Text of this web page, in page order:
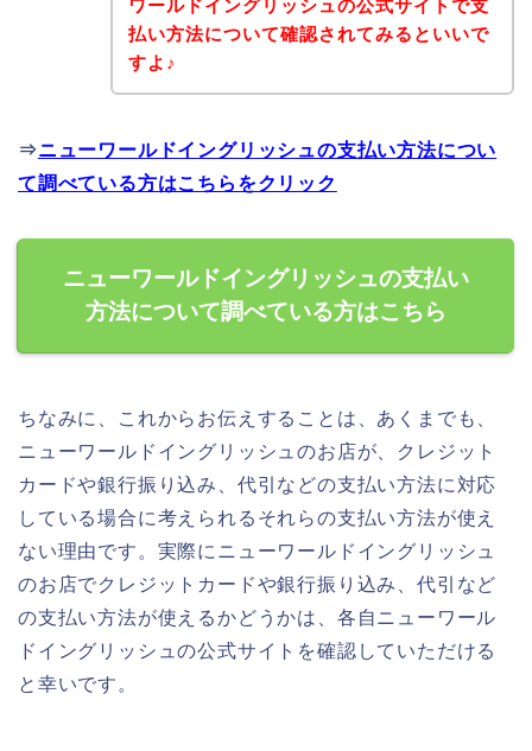
ワールドイングリッシュの公式サイトで支
払い方法について確認されてみるといいで
すよ♪
⇒ニューワールドイングリッシュの支払い方法につい
て調べている方はこちらをクリック
ニューワールドイングリッシュの支払い
方法について調べている方はこちら
ちなみに、これからお伝えすることは、あくまでも、
ニューワールドイングリッシュのお店が、クレジット
カードや銀行振り込み、代引などの支払い方法に対応
している場合に考えられるそれらの支払い方法が使え
ない理由です。実際にニューワールドイングリッシュ
のお店でクレジットカードや銀行振り込み、代引など
の支払い方法が使えるかどうかは、各自ニューワール
ドイングリッシュの公式サイトを確認していただける
と幸いです。